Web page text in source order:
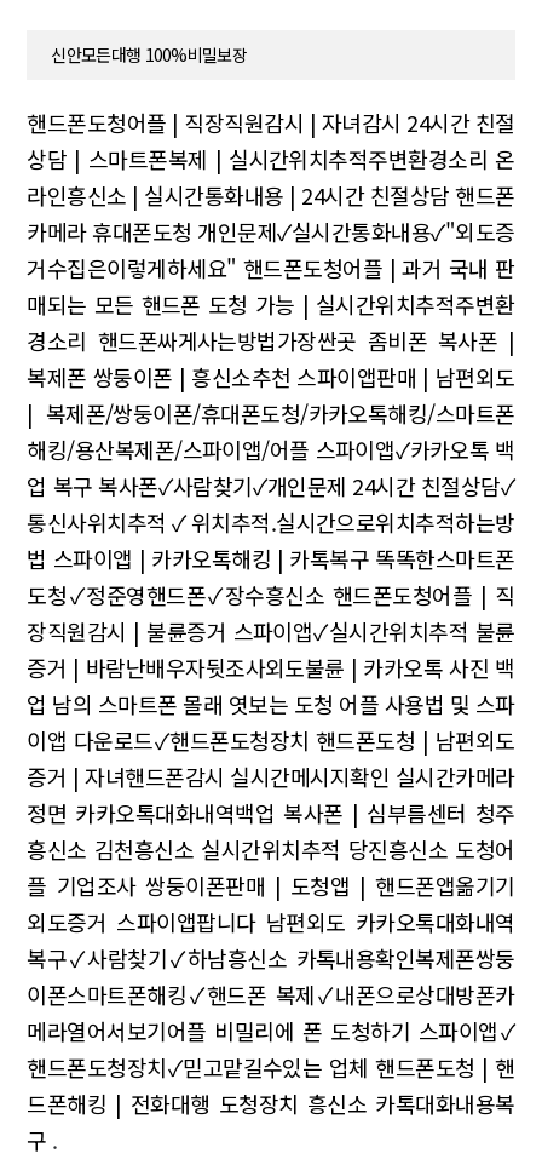
신안모든대행 100%비밀보장
핸드폰도청어플 | 직장직원감시 | 자녀감시 24시간 친절
상담 | 스마트폰복제 | 실시간위치추적주변환경소리 온
라인흥신소 | 실시간통화내용 | 24시간 친절상담 핸드폰
카메라 휴대폰도청 개인문제✓실시간통화내용✓"외도증
거수집은이렇게하세요" 핸드폰도청어플 | 과거 국내 판
매되는 모든 핸드폰 도청 가능 | 실시간위치추적주변환
경소리 핸드폰싸게사는방법가장싼곳 좀비폰 복사폰 |
복제폰 쌍둥이폰 | 흥신소추천 스파이앱판매 | 남편외도
| 복제폰/쌍둥이폰/휴대폰도청/카카오톡해킹/스마트폰
해킹/용산복제폰/스파이앱/어플 스파이앱✓카카오톡 백
업 복구 복사폰✓사람찾기✓개인문제 24시간 친절상담✓
통신사위치추적✓위치추적.실시간으로위치추적하는방
법 스파이앱 | 카카오톡해킹 | 카톡복구 똑똑한스마트폰
도청✓정준영핸드폰✓장수흥신소 핸드폰도청어플 | 직
장직원감시 | 불륜증거 스파이앱✓실시간위치추적 불륜
증거 | 바람난배우자뒷조사외도불륜 | 카카오톡 사진 백
업 남의 스마트폰 몰래 엿보는 도청 어플 사용법 및 스파
이앱 다운로드✓핸드폰도청장치 핸드폰도청 | 남편외도
증거 | 자녀핸드폰감시 실시간메시지확인 실시간카메라
정면 카카오톡대화내역백업 복사폰 | 심부름센터 청주
흥신소 김천흥신소 실시간위치추적 당진흥신소 도청어
플 기업조사 쌍둥이폰판매 | 도청앱 | 핸드폰앱옮기기
외도증거 스파이앱팝니다 남편외도 카카오톡대화내역
복구✓사람찾기✓하남흥신소 카톡내용확인복제폰쌍둥
이폰스마트폰해킹✓핸드폰 복제✓내폰으로상대방폰카
메라열어서보기어플 비밀리에 폰 도청하기 스파이앱✓
핸드폰도청장치✓믿고맡길수있는 업체 핸드폰도청 | 핸
드폰해킹 | 전화대행 도청장치 흥신소 카톡대화내용복
구 .